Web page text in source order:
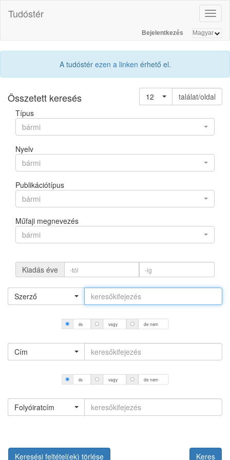
Tudóstér
Bejelentkezés
A tudóstér ezen a linken érhető el.
Összetett keresés 12
találat/oldal
Típus
bármi
Nyelv
bármi
Publikációtípus
bármi
Műfaji megnevezés
bármi
Kiadás éve
Szerző
és vagy de nem
Cím
és vagy de nem
Folyóiratcím
Keresési feltétel(ek) törlése